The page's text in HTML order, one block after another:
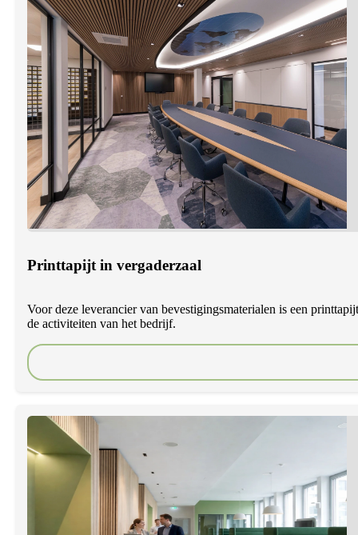
Printtapijt in vergaderzaal
Voor deze leverancier van bevestigingsmaterialen is een
de activiteiten van het bedrijf.